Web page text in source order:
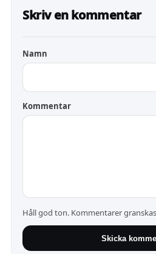
Skriv en kommentar
Namn
Kommentar
Håll god ton. Kommentarer
Skicka